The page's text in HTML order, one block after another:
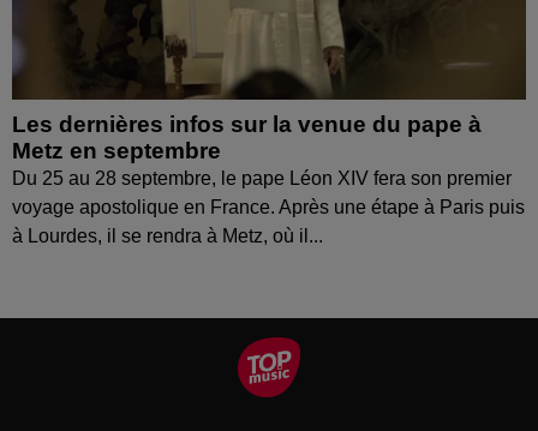
Les dernières infos sur la venue du pape à
Metz en septembre
Du 25 au 28 septembre, le pape Léon XIV fera son premier
voyage apostolique en France. Après une étape à Paris puis
à Lourdes, il se rendra à Metz, où il...